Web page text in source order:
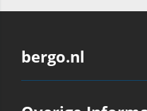
bergo.nl